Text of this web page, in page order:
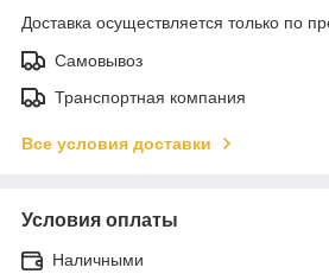
Доставка осуществляется только по
Самовывоз
Транспортная компания
Все условия доставки
Условия оплаты
Наличными